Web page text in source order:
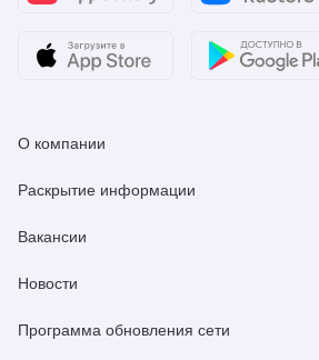
О компании
Раскрытие информации
Вакансии
Новости
Программа обновления сети